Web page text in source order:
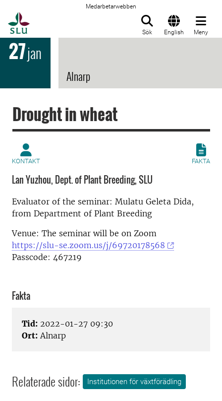
Medarbetarwebben
Sök English Meny
27jan
Alnarp
Drought in wheat
KONTAKT FAKTA
Lan Yuzhou, Dept. of Plant Breeding, SLU
Evaluator of the seminar: Mulatu Geleta Dida,
from Department of Plant Breeding
Venue: The seminar will be on Zoom
https://slu-se.zoom.us/j/69720178568
Passcode: 467219
Fakta
Tid: 2022-01-27 09:30
Ort: Alnarp
Relaterade sidor: Institutionen för växtförädling